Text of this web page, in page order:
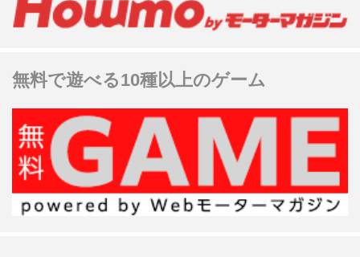
無料で遊べる10種以上のゲーム